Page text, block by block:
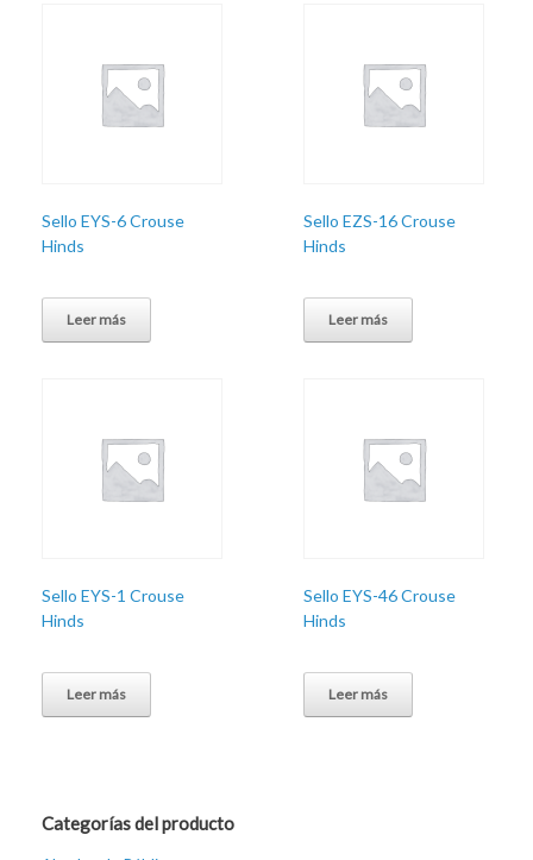
Sello EYS-6 Crouse
Hinds
Leer más
Sello EZS-16 Crouse
Hinds
Leer más
Sello EYS-1 Crouse
Hinds
Leer más
Sello EYS-46 Crouse
Hinds
Leer más
Categorías del producto